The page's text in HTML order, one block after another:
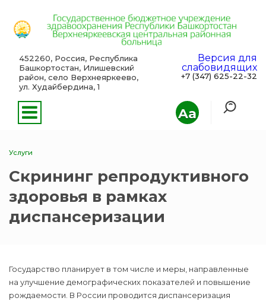
Aa
452260, Россия, Республика
Башкортостан, Илишевский
район, село Верхнеяркеево,
ул. Худайбердина, 1
Версия для
слабовидящих
+7 (347) 625-22-32
Услуги
Скрининг репродуктивного
здоровья в рамках
диспансеризации
Государство планирует в том числе и меры, направленные
на улучшение демографических показателей и повышение
рождаемости. В России проводится диспансеризация